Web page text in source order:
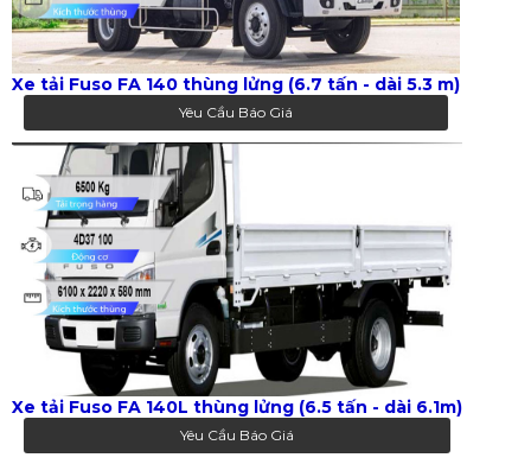
Xe tải Fuso FA 140 thùng lửng (6.7 tấn - dài 5.3 m)
Yêu Cầu Báo Giá
Xe tải Fuso FA 140L thùng lửng (6.5 tấn - dài 6.1m)
Yêu Cầu Báo Giá